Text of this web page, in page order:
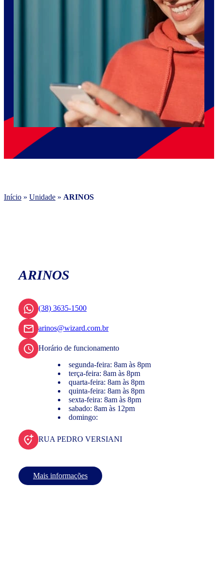
Início » Unidade » ARINOS
ARINOS
(38) 3635-1500
arinos@wizard.com.br
Horário de funcionamento
segunda-feira: 8am às 8pm
terça-feira: 8am às 8pm
quarta-feira: 8am às 8pm
quinta-feira: 8am às 8pm
sexta-feira: 8am às 8pm
sabado: 8am às 12pm
domingo:
RUA PEDRO VERSIANI
Mais informações